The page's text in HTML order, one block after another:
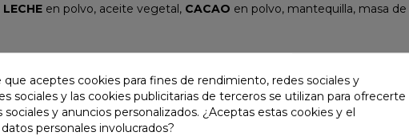
LECHE en polvo, aceite vegetal, CACAO en polvo, mantequilla, masa de
aceptes cookies para fines de rendimiento, redes sociales y
sociales y las cookies publicitarias de terceros se utilizan para ofrecerte
y anuncios personalizados. ¿Aceptas estas cookies y el
personales involucrados?